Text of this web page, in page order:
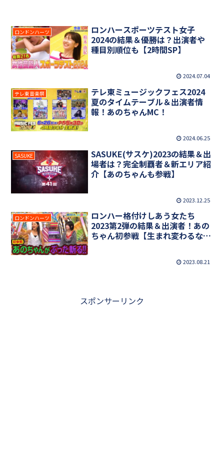
ロンドンハーツ
ロンハースポーツテスト女子
2024の結果＆優勝は？出演者や
種目別順位も【2時間SP】
2024.07.04
テレ東音楽祭
テレ東ミュージックフェス2024
夏のタイムテーブル＆出演者情
報！あのちゃんMC！
2024.06.25
SASUKE
SASUKE(サスケ)2023の結果＆出
場者は？完全制覇者＆新エリア紹
介【あのちゃんも参戦】
2023.12.25
ロンドンハーツ
ロンハー格付けしあう女たち
2023第2弾の結果＆出演者！あの
ちゃん初参戦【生まれ変わるなら
2023.08.21
スポンサーリンク